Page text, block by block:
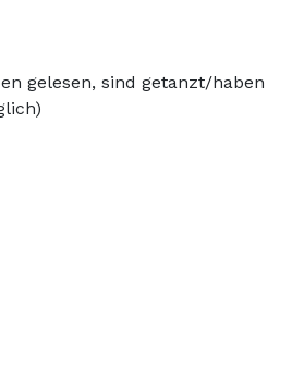
gelesen, sind getanzt/haben